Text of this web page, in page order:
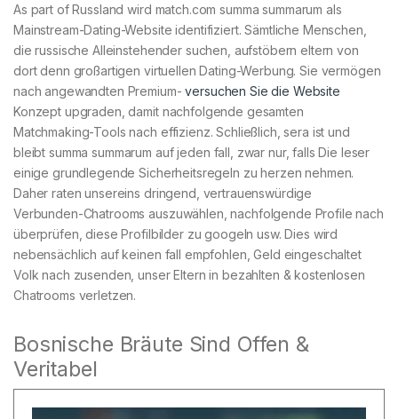
As part of Russland wird match.com summa summarum als
Mainstream-Dating-Website identifiziert. Sämtliche Menschen,
die russische Alleinstehender suchen, aufstöbern eltern von
dort denn großartigen virtuellen Dating-Werbung. Sie vermögen
nach angewandten Premium-versuchen Sie die Website
Konzept upgraden, damit nachfolgende gesamten
Matchmaking-Tools nach effizienz. Schließlich, sera ist und
bleibt summa summarum auf jeden fall, zwar nur, falls Die leser
einige grundlegende Sicherheitsregeln zu herzen nehmen.
Daher raten unsereins dringend, vertrauenswürdige
Verbunden-Chatrooms auszuwählen, nachfolgende Profile nach
überprüfen, diese Profilbilder zu googeln usw. Dies wird
nebensächlich auf keinen fall empfohlen, Geld eingeschaltet
Volk nach zusenden, unser Eltern in bezahlten & kostenlosen
Chatrooms verletzen.
Bosnische Bräute Sind Offen &
Veritabel